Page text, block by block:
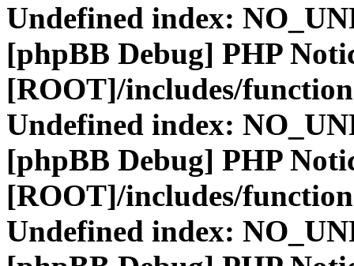
Undefined index:
[phpBB Debug] PHP
[ROOT]/includes/
Undefined index:
[phpBB Debug] PHP
[ROOT]/includes/
Undefined index: